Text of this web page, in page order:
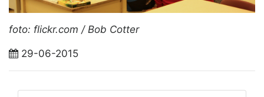
foto: flickr.com / Bob Cotter
29-06-2015